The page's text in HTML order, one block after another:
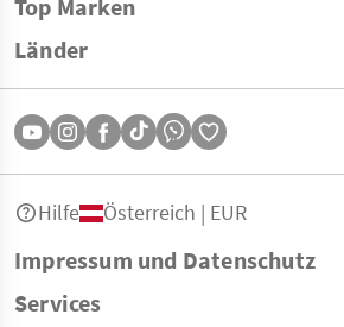
Top Marken
Länder
Impressum und Datenschutz
Services
Hilfe Österreich | EUR